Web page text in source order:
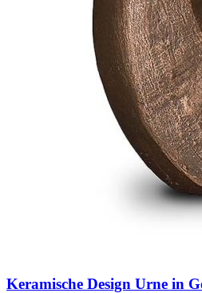
Keramische Design Urne in